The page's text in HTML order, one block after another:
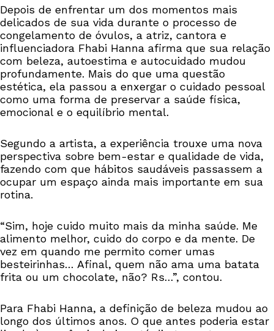
Depois de enfrentar um dos momentos mais
delicados de sua vida durante o processo de
congelamento de óvulos, a atriz, cantora e
influenciadora Fhabi Hanna afirma que sua relação
com beleza, autoestima e autocuidado mudou
profundamente. Mais do que uma questão
estética, ela passou a enxergar o cuidado pessoal
como uma forma de preservar a saúde física,
emocional e o equilíbrio mental.
Segundo a artista, a experiência trouxe uma nova
perspectiva sobre bem-estar e qualidade de vida,
fazendo com que hábitos saudáveis passassem a
ocupar um espaço ainda mais importante em sua
rotina.
“Sim, hoje cuido muito mais da minha saúde. Me
alimento melhor, cuido do corpo e da mente. De
vez em quando me permito comer umas
besteirinhas… Afinal, quem não ama uma batata
frita ou um chocolate, não? Rs…”, contou.
Para Fhabi Hanna, a definição de beleza mudou ao
longo dos últimos anos. O que antes poderia estar